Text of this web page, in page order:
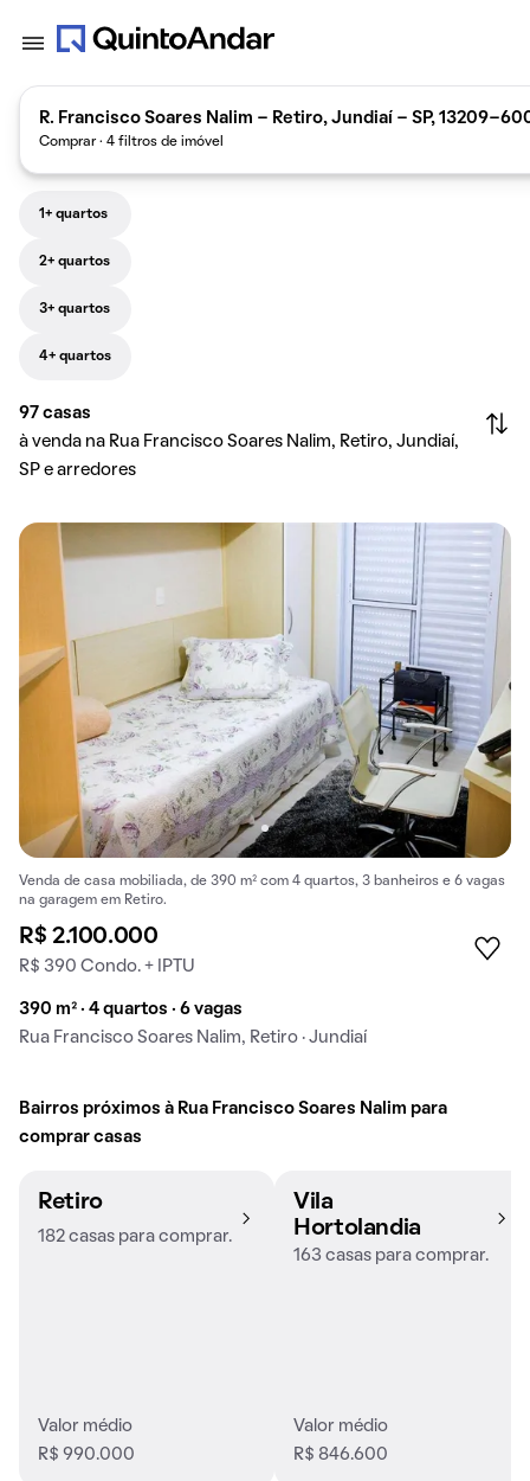
R. Francisco Soares Nalim - Retiro, Jundiaí - SP, 13209-
Comprar · 4 filtros de imóvel
1+ quartos
2+ quartos
3+ quartos
4+ quartos
97 casas
à venda na Rua Francisco Soares Nalim, Retiro, Jundiaí,
SP e arredores
Venda de casa mobiliada, de 390 m² com 4 quartos, 3 banheiros e 6 vagas
na garagem em Retiro.
R$ 2.100.000
R$ 390 Condo. + IPTU
390 m² · 4 quartos · 6 vagas
Rua Francisco Soares Nalim, Retiro · Jundiaí
Bairros próximos à Rua Francisco Soares Nalim para
comprar casas
Retiro
182 casas para comprar.
Valor médio
R$ 990.000
Vila
Hortolandia
163 casas para comprar.
Valor médio
R$ 846.600